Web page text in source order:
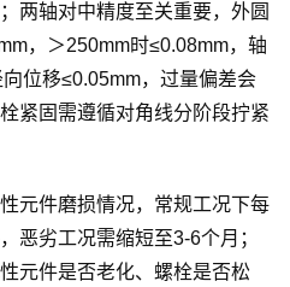
两轴对中精度至关重要，外圆
，＞250mm时≤0.08mm，轴
位移≤0.05mm，过量偏差会
紧固需遵循对角线分阶段拧紧
元件磨损情况，常规工况下每
恶劣工况需缩短至3-6个月；
元件是否老化、螺栓是否松